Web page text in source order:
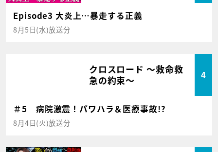
Episode3 大炎上…暴走する正義
8月5日(水)放送分
クロスロード ～救命救
急の約束～
4
＃5 病院激震！パワハラ＆医療事故!?
8月4日(火)放送分